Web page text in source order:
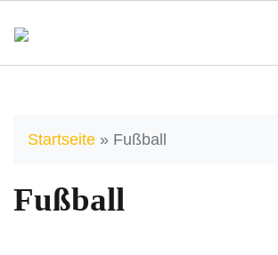
Startseite » Fußball
Fußball